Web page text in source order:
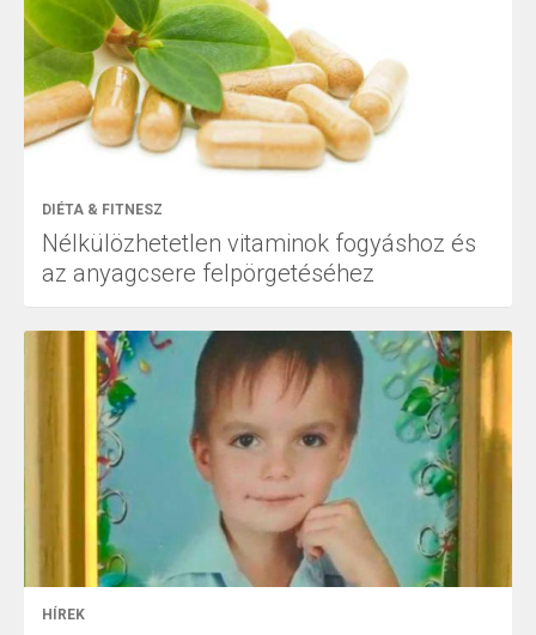
DIÉTA & FITNESZ
Nélkülözhetetlen vitaminok fogyáshoz és
az anyagcsere felpörgetéséhez
HÍREK